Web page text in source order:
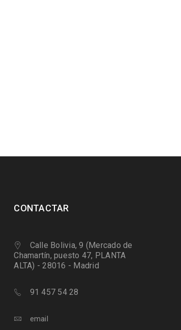
CONTACTAR
Calle Bolivia, 9 (Mercado de
Chamartín, puesto 47, PLANTA
ALTA) - 28016 - Madrid
91 457 54 28
email